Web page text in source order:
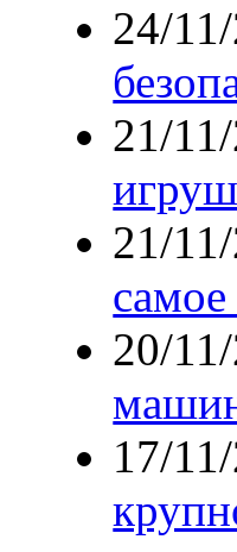
24/
21/
21/
20/
17/